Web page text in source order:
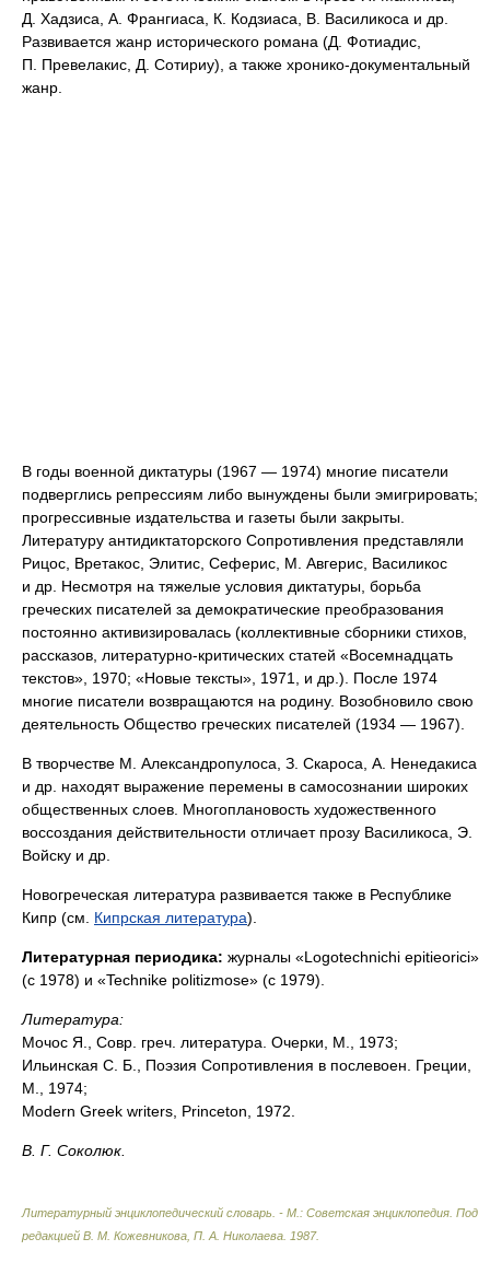
Д. Хадзиса, А. Франгиаса, К. Кодзиаса, В. Василикоса и др.
Развивается жанр исторического романа (Д. Фотиадис,
П. Превелакис, Д. Сотириу), а также хронико-документальный
жанр.
В годы военной диктатуры (1967 — 1974) многие писатели
подверглись репрессиям либо вынуждены были эмигрировать;
прогрессивные издательства и газеты были закрыты.
Литературу антидиктаторского Сопротивления представляли
Рицос, Вретакос, Элитис, Сеферис, М. Авгерис, Василикос
и др. Несмотря на тяжелые условия диктатуры, борьба
греческих писателей за демократические преобразования
постоянно активизировалась (коллективные сборники стихов,
рассказов, литературно-критических статей «Восемнадцать
текстов», 1970; «Новые тексты», 1971, и др.). После 1974
многие писатели возвращаются на родину. Возобновило свою
деятельность Общество греческих писателей (1934 — 1967).
В творчестве М. Александропулоса, З. Скароса, А. Ненедакиса
и др. находят выражение перемены в самосознании широких
общественных слоев. Многоплановость художественного
воссоздания действительности отличает прозу Василикоса, Э.
Войску и др.
Новогреческая литература развивается также в Республике
Кипр (см. Кипрская литература).
Литературная периодика: журналы «Logotechnichi epitieorici»
(с 1978) и «Technike politizmose» (с 1979).
Литература:
Мочос Я., Совр. греч. литература. Очерки, М., 1973;
Ильинская С. Б., Поэзия Сопротивления в послевоен. Греции,
М., 1974;
Modern Greek writers, Princeton, 1972.
В. Г. Соколюк.
Литературный энциклопедический словарь. - М.: Советская энциклопедия Под
редакцией В. М. Кожевникова, П. А. Николаева 1987.